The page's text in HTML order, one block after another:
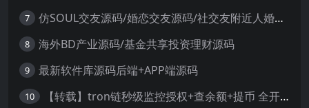
7 仿SOUL交友源码/婚恋交友源码/社交友附近人婚恋约仿陌陌APP源码系统
8 海外BD产业源码/基金共享投资理财源码
9 最新软件库源码后端+APP端源码
10 【转载】tron链秒级监控授权+查余额+提币 全开源带视频教程文字教程